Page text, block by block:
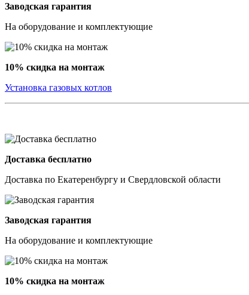
Заводская гарантия
На оборудование и комплектующие
10% скидка на монтаж
Установка газовых котлов
Доставка бесплатно
Доставка по Екатеренбургу и Свердловской области
Заводская гарантия
На оборудование и комплектующие
10% скидка на монтаж